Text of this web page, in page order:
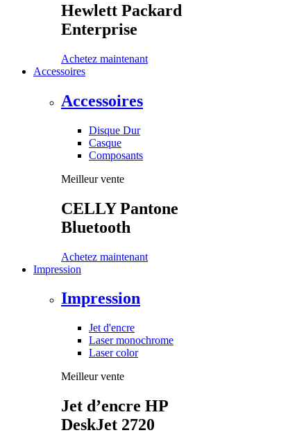
Hewlett Packard
Enterprise
Achetez maintenant
Accessoires
Accessoires
Disque Dur
Casque
Composants
Meilleur vente
CELLY Pantone
Bluetooth
Achetez maintenant
Impression
Impression
Jet d'encre
Laser monochrome
Laser color
Meilleur vente
Jet d’encre HP
DeskJet 2720